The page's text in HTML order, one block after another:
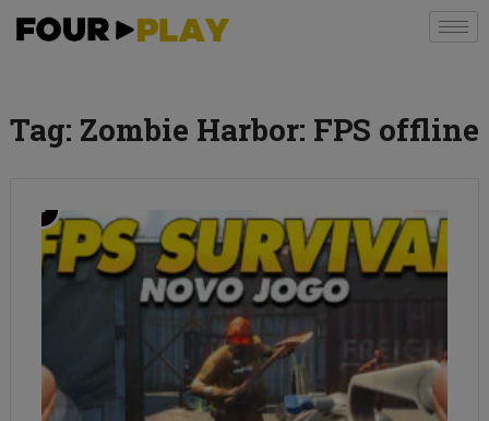
Tag: Zombie Harbor: FPS offline